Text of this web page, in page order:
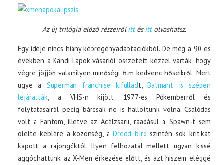
Az új trilógia előző részeiről ittés ittolvashatsz.
Egy ideje nincs hiány képregényadaptációkból. De még a 90-es
években a Kandi Lapok vásárlói összetett kézzel várták, hogy
végre jöjjön valamilyen minőségi film kedvenc hőseikről. Mert
ugye aSuperman franchise kifulladt,Batmant is szépen
lejáratták, a VHS-n kijött 1977-es Pókemberről és
folytatásairól pedig bárcsak ne is hallottunk volna. Csalódás
volt a Fantom, illetve az Acélzsaru, ráadásul a Spawn-t sem
ölelte keblére a közönség, aDredd bíró szintén sok kritikát
kapott a rajongóktól. Ilyen felhozatal mellett ugyan kissé
aggódhattunk az X-Men érkezése előtt, és azt hiszem eléggé